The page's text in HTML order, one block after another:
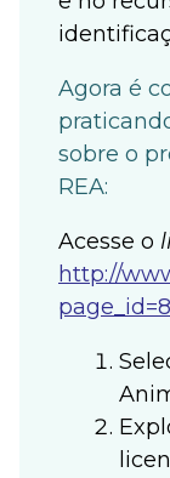
Agora é
sobre o
REA:
Acesse o
http://